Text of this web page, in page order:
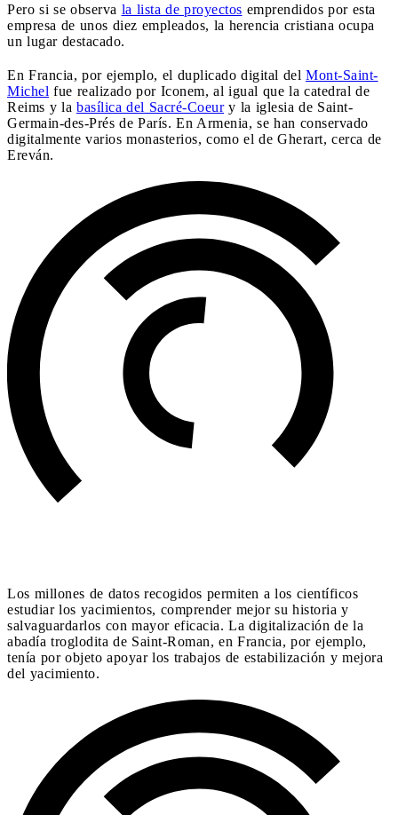
Pero si se observa la lista de proyectos emprendidos por esta
empresa de unos diez empleados, la herencia cristiana ocupa
un lugar destacado.
En Francia, por ejemplo, el duplicado digital del Mont-Saint-
Michel fue realizado por Iconem, al igual que la catedral de
Reims y la basílica del Sacré-Coeury la iglesia de Saint-
Germain-des-Prés de París. En Armenia, se han conservado
digitalmente varios monasterios, como el de Gherart, cerca de
Ereván.
Los millones de datos recogidos permiten a los científicos
estudiar los yacimientos, comprender mejor su historia y
salvaguardarlos con mayor eficacia. La digitalización de la
abadía troglodita de Saint-Roman, en Francia, por ejemplo,
tenía por objeto apoyar los trabajos de estabilización y mejora
del yacimiento.